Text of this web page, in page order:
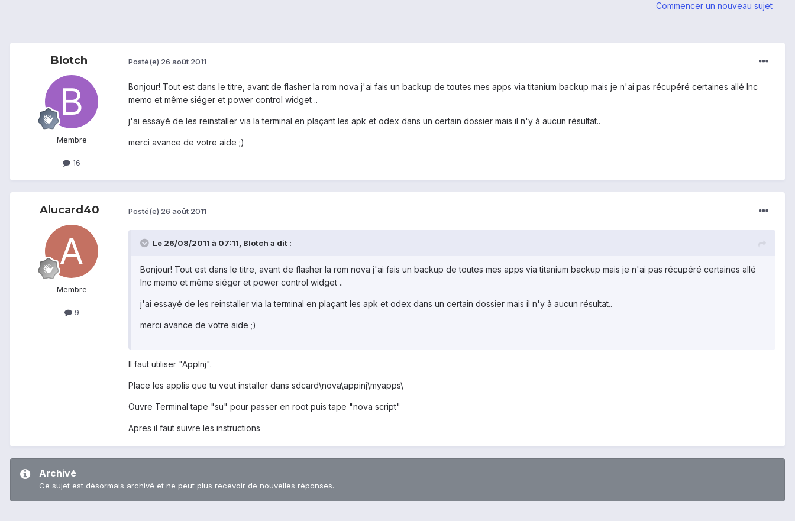
Commencer un nouveau sujet
Blotch
Membre
16
Posté(e) 26 août 2011
Bonjour! Tout est dans le titre, avant de flasher la rom nova j'ai fais un backup de toutes mes apps via titanium backup mais je n'ai pas récupéré certaines allé Inc
memo et même siéger et power control widget ..
j'ai essayé de les reinstaller via la terminal en plaçant les apk et odex dans un certain dossier mais il n'y à aucun résultat..
merci avance de votre aide ;)
Alucard40
Membre
9
Posté(e) 26 août 2011
Le 26/08/2011 à 07:11, Blotch a dit :
Bonjour! Tout est dans le titre, avant de flasher la rom nova j'ai fais un backup de toutes mes apps via titanium backup mais je n'ai pas récupéré certaines allé
Inc memo et même siéger et power control widget ..
j'ai essayé de les reinstaller via la terminal en plaçant les apk et odex dans un certain dossier mais il n'y à aucun résultat..
merci avance de votre aide ;)
Il faut utiliser "Applnj".
Place les applis que tu veut installer dans sdcard\nova\appinj\myapps\
Ouvre Terminal tape "su" pour passer en root puis tape "nova script"
Apres il faut suivre les instructions
Archivé
Ce sujet est désormais archivé et ne peut plus recevoir de nouvelles réponses.